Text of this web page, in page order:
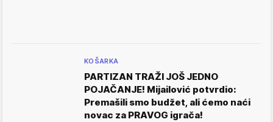
KOŠARKA
PARTIZAN TRAŽI JOŠ JEDNO
POJAČANJE! Mijailović potvrdio:
Premašili smo budžet, ali ćemo naći
novac za PRAVOG igrača!